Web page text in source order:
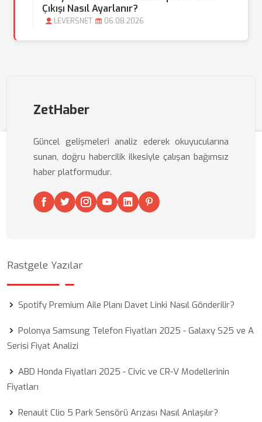
Çıkışı Nasıl Ayarlanır?
LEVERSNET 06.08.2026
ZetHaber
Güncel gelişmeleri analiz ederek okuyucularına
sunan, doğru habercilik ilkesiyle çalışan bağımsız
haber platformudur.
Rastgele Yazılar
Spotify Premium Aile Planı Davet Linki Nasıl Gönderilir?
Polonya Samsung Telefon Fiyatları 2025 - Galaxy S25 ve A
Serisi Fiyat Analizi
ABD Honda Fiyatları 2025 - Civic ve CR-V Modellerinin
Fiyatları
Renault Clio 5 Park Sensörü Arızası Nasıl Anlaşılır?